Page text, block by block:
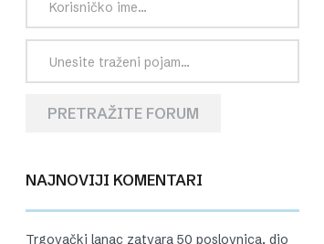
PRETRAŽITE FORUM
NAJNOVIJI KOMENTARI
Trgovački lanac zatvara 50 poslovnica, dio